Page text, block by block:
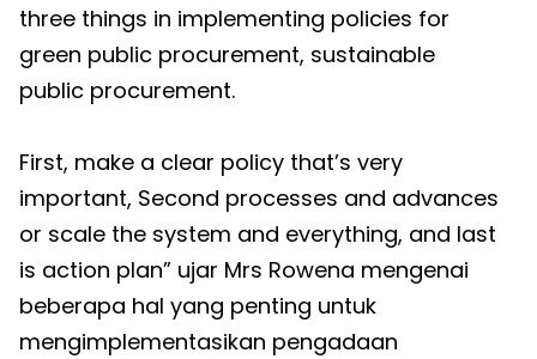
three things in implementing policies for
green public procurement, sustainable
public procurement.
First, make a clear policy that’s very
important, Second processes and advances
or scale the system and everything, and last
is action plan” ujar Mrs Rowena mengenai
beberapa hal yang penting untuk
mengimplementasikan pengadaan